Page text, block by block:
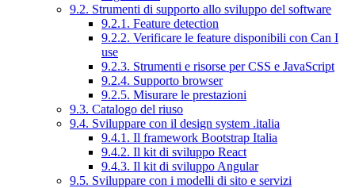
9.2. Strumenti di supporto allo sviluppo del software
9.2.1. Feature detection
9.2.2. Verificare le feature disponibili con Can I
use
9.2.3. Strumenti e risorse per CSS e JavaScript
9.2.4. Supporto browser
9.2.5. Misurare le prestazioni
9.3. Catalogo del riuso
9.4. Sviluppare con il design system .italia
9.4.1. Il framework Bootstrap Italia
9.4.2. Il kit di sviluppo React
9.4.3. Il kit di sviluppo Angular
9.5. Sviluppare con i modelli di sito e servizi